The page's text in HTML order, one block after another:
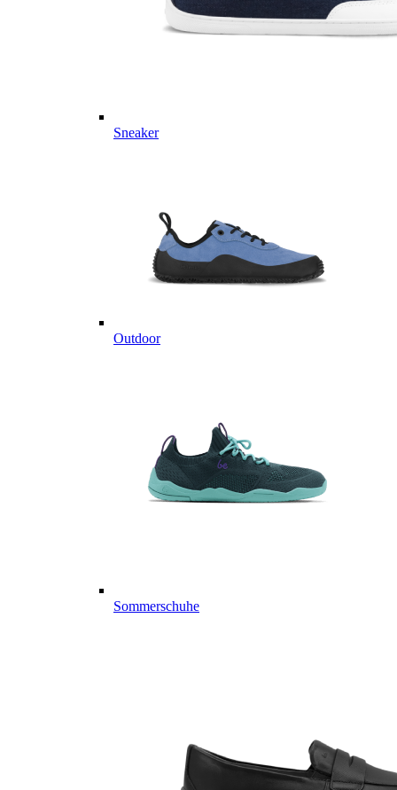
Sneaker
Outdoor
Sommerschuhe